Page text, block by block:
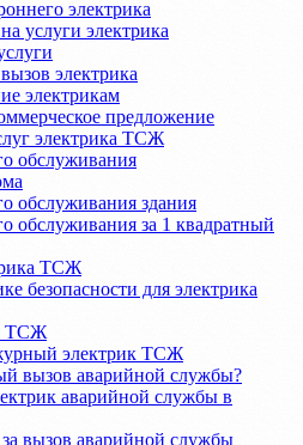
электрика
услуги электрика
электрика
электрикам
предложение
электрика ТСЖ
обслуживания
обслуживания здания
обслуживания за 1 квадратный
ТСЖ
безопасности для электрика
ТСЖ
электрик ТСЖ
вызов аварийной службы?
аварийной службы в
вызов аварийной службы